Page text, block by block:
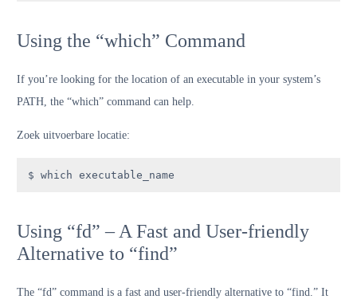
Using the “which” Command
If you’re looking for the location of an executable in your system’s
PATH, the “which” command can help.
Zoek uitvoerbare locatie:
$ which executable_name
Using “fd” – A Fast and User-friendly
Alternative to “find”
The “fd” command is a fast and user-friendly alternative to “find.” It